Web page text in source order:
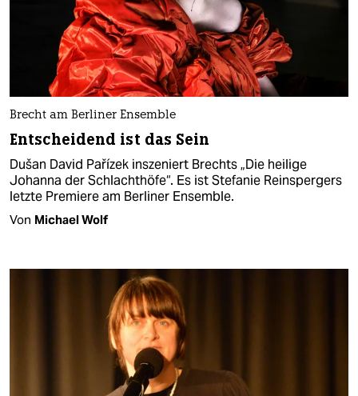
Brecht am Berliner Ensemble
Entscheidend ist das Sein
Dušan David Pařízek inszeniert Brechts „Die heilige
Johanna der Schlachthöfe“. Es ist Stefanie Reinspergers
letzte Premiere am Berliner Ensemble.
Von Michael Wolf